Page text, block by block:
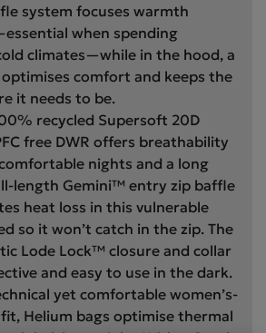
system focuses warmth
when spending
climates—while in the hood, a
comfort and keeps the
it needs to be.
recycled Supersoft 20D
free DWR offers breathability
nights and a long
length Gemini™ entry zip baffle
heat loss in this vulnerable
so it won’t catch in the zip. The
Lode Lock™ closure and collar
and easy to use in the dark.
yet comfortable women’s-
Helium bags optimise thermal